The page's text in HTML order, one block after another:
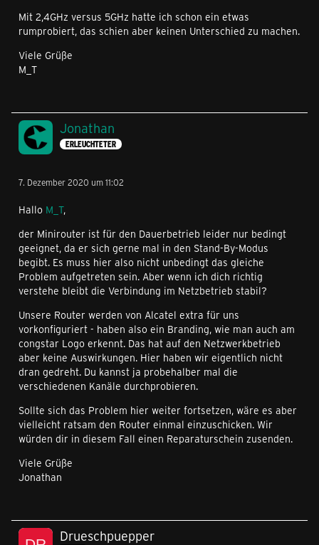
Mit 2,4GHz versus 5GHz hatte ich schon ein etwas
rumprobiert, das schien aber keinen Unterschied zu machen.
Viele Grüße
M_T
Jonathan
ERLEUCHTETER
7. Dezember 2020 um 11:02
Hallo M_T,
der Minirouter ist für den Dauerbetrieb leider nur bedingt
geeignet, da er sich gerne mal in den Stand-By-Modus
begibt. Es muss hier also nicht unbedingt das gleiche
Problem aufgetreten sein. Aber wenn ich dich richtig
verstehe bleibt die Verbindung im Netzbetrieb stabil?
Unsere Router werden von Alcatel extra für uns
vorkonfiguriert - haben also ein Branding, wie man auch am
congstar Logo erkennt. Das hat auf den Netzwerkbetrieb
aber keine Auswirkungen. Hier haben wir eigentlich nicht
dran gedreht. Du kannst ja probehalber mal die
verschiedenen Kanäle durchprobieren.
Sollte sich das Problem hier weiter fortsetzen, wäre es aber
vielleicht ratsam den Router einmal einzuschicken. Wir
würden dir in diesem Fall einen Reparaturschein zusenden.
Viele Grüße
Jonathan
Drueschpuepper